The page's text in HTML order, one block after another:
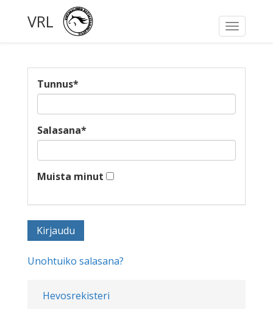
Toggle
VRL
Hevosrekisteri
Tunnus*
Salasana*
Muista minut
Unohtuiko salasana?